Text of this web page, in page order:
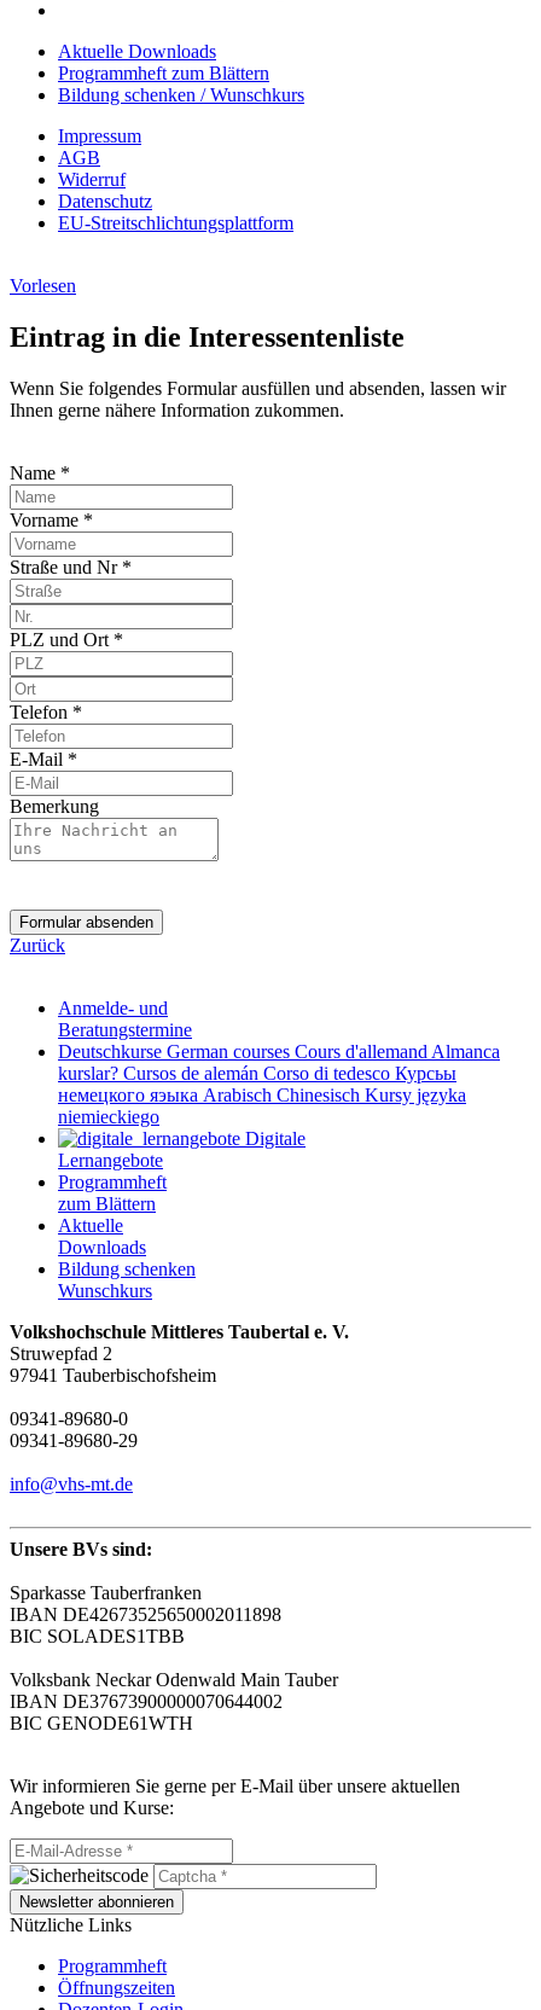
Aktuelle Downloads
Programmheft zum Blättern
Bildung schenken / Wunschkurs
Impressum
AGB
Widerruf
Datenschutz
EU-Streitschlichtungsplattform
Vorlesen
Eintrag in die Interessentenliste
Wenn Sie folgendes Formular ausfüllen und absenden, lassen wir
Ihnen gerne nähere Information zukommen.
Name *
Vorname *
Straße und Nr *
PLZ und Ort *
Telefon *
E-Mail *
Bemerkung
Formular absenden
Zurück
Anmelde- und
Beratungstermine
Deutschkurse German courses Cours d'allemand Almanca
kurslar? Cursos de alemán Corso di tedesco Курсьы
немецкого яэыка Arabisch Chinesisch Kursy języka
niemieckiego
Digitale
Lernangebote
Programmheft
zum Blättern
Aktuelle
Downloads
Bildung schenken
Wunschkurs
Volkshochschule Mittleres Taubertal e. V.
Struwepfad 2
97941 Tauberbischofsheim
09341-89680-0
09341-89680-29
info@vhs-mt.de
Unsere BVs sind:
Sparkasse Tauberfranken
IBAN DE42673525650002011898
BIC SOLADES1TBB
Volksbank Neckar Odenwald Main Tauber
IBAN DE37673900000070644002
BIC GENODE61WTH
Wir informieren Sie gerne per E-Mail über unsere aktuellen
Angebote und Kurse:
Newsletter abonnieren
Nützliche Links
Programmheft
Öffnungszeiten